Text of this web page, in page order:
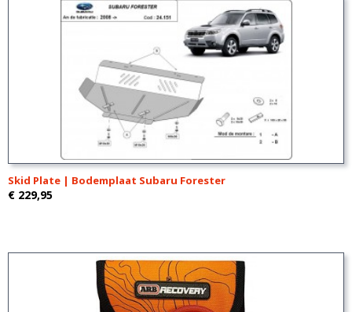
Skid Plate | Bodemplaat Subaru Forester
€ 229,95